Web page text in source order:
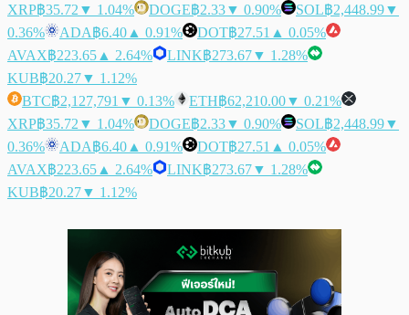
XRP฿35.72 ▼ 1.04% DOGE฿2.33▼ 0.90% SOL฿2,448.99▼
0.36%
ADA฿6.40 ▲ 0.91% DOT฿27.51 ▲ 0.05%
AVAX฿223.65 ▲ 2.64% LINK฿273.67▼ 1.28%
KUB฿20.27▼ 1.12%
BTC฿2,127,791 ▼ 0.13% ETH฿62,210.00▼ 0.21%
XRP฿35.72 ▼ 1.04% DOGE฿2.33▼ 0.90% SOL฿2,448.99▼
0.36%
ADA฿6.40 ▲ 0.91% DOT฿27.51 ▲ 0.05%
AVAX฿223.65 ▲ 2.64% LINK฿273.67▼ 1.28%
KUB฿20.27▼ 1.12%